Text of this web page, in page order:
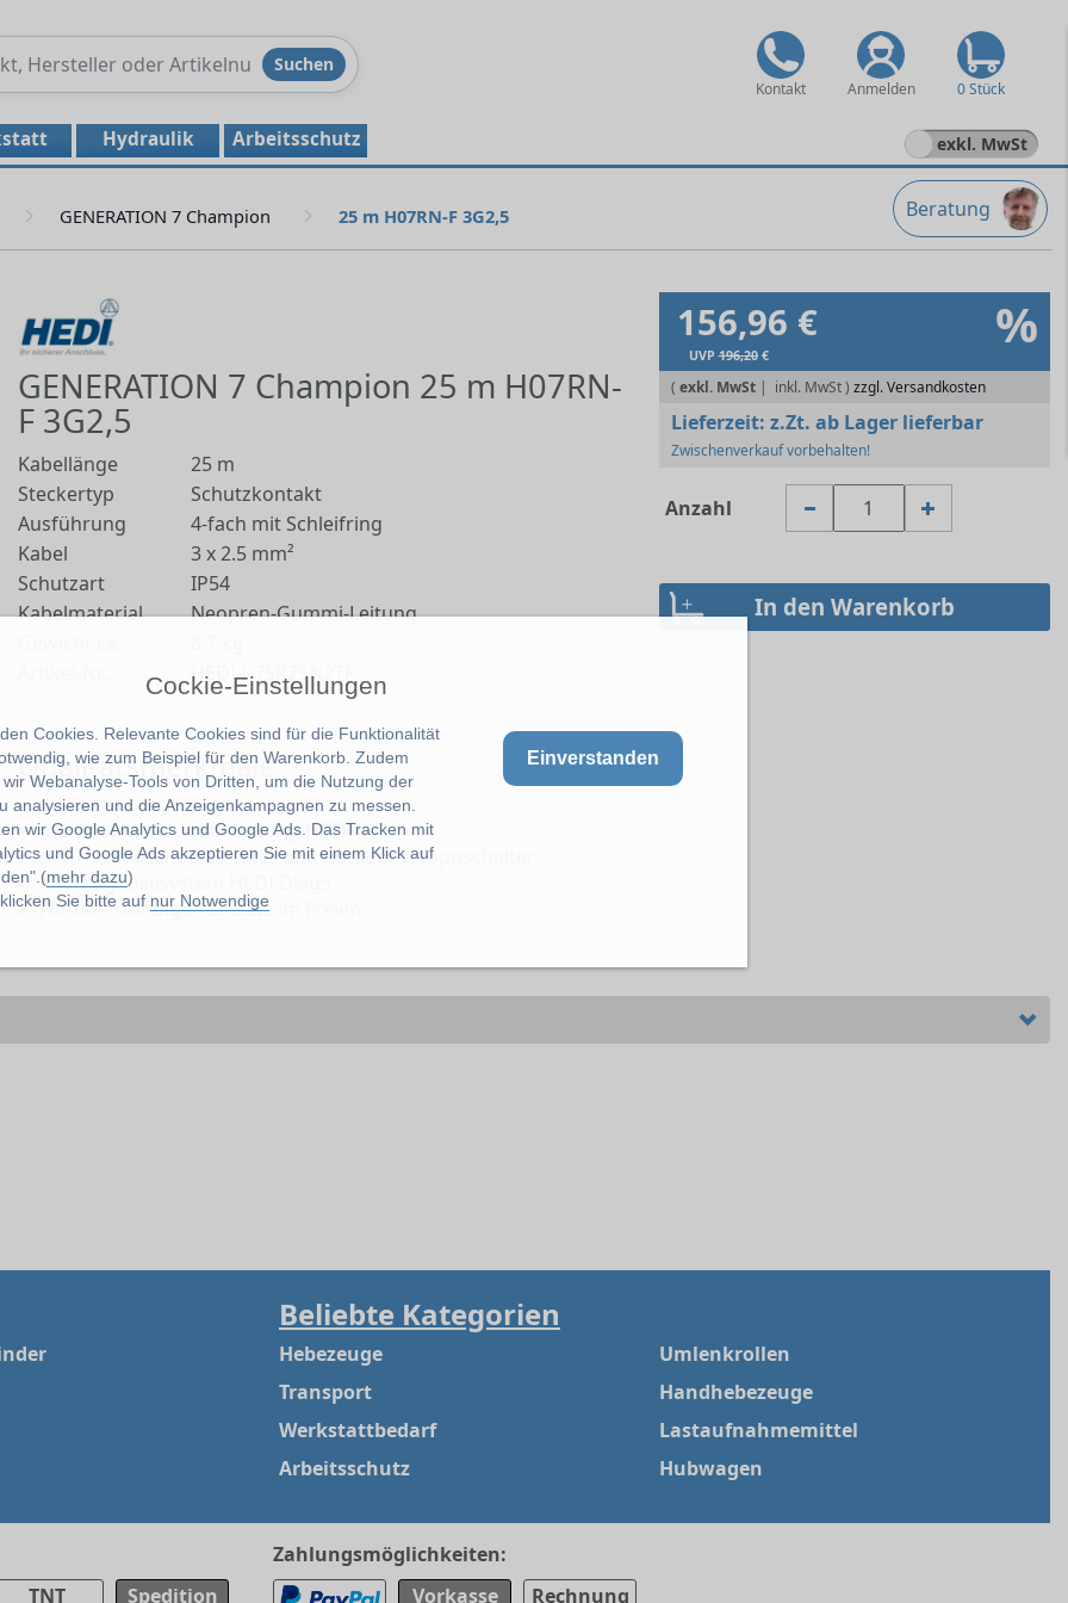
Cockie-Einstellungen
Cookies. Relevante Cookies sind für die Funktionalität
wie zum Beispiel für den Warenkorb. Zudem
Webanalyse-Tools von Dritten, um die Nutzung der
analysieren und die Anzeigenkampagnen zu messen.
wir Google Analytics und Google Ads. Das Tracken mit
und Google Ads akzeptieren Sie mit einem Klick auf
mehr dazu)
Sie bitte auf nur Notwendige
Einverstanden
Produkte
durchsuchen
Suchen
Kontakt Anmelden 0 Stück
Hydraulik Arbeitsschutz exkl. MwSt
Beratung
GENERATION 7 Champion 25 m H07RN-F 3G2,5
GENERATION 7 Champion 25 m H07RN-
F 3G2,5
Kabellänge
25 m
Steckertyp
Schutzkontakt
Ausführung
4-fach mit Schleifring
Kabel
3 x 2.5 mm²
Schutzart
IP54
Kabelmaterial
Neopren-Gummi-Leitung
HEDI-K7SR25N2TF
Qualitätsmerkmale
mit Schleifring
mit Neopren-Gummi-Leitung H07RN-F
mit Thermoschutzschalter und Rotationsstoppschalter
Mit Diagnosesystem HEDI DiagS
Für den ständigen Einsatz im Freien
156,96 € %
UVP196,20€
( exkl. MwSt | zzgl. Versandkosten
Lieferzeit: z.Zt. ab Lager lieferbar
Zwischenverkauf vorbehalten!
Anzahl
Beliebte Kategorien
Hebezeuge
Transport
Werkstattbedarf
Arbeitsschutz
Umlenkrollen
Handhebezeuge
Lastaufnahmemittel
Hubwagen
TNT Spedition
Zahlungsmöglichkeiten:
Vorkasse
Rechnung